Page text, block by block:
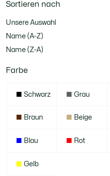
Sortieren nach
Unsere Auswahl
Name (A-Z)
Name (Z-A)
Farbe
Schwarz Grau
Braun Beige
Blau Rot
Gelb